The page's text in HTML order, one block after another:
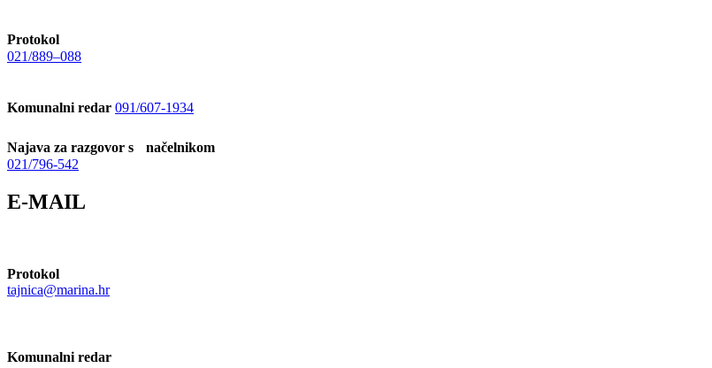
Protokol
021/889–088
Komunalni redar 091/607-1934
Najava za razgovor s načelnikom
021/796-542
E-MAIL
Protokol
tajnica@marina.hr
Komunalni redar